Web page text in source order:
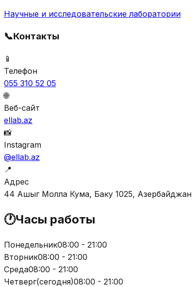
Научные и исследовательские лаборатории
📞Контакты
📱
Телефон
055 310 52 05
🌐
Веб-сайт
ellab.az
📸
Instagram
@ellab.az
📍
Адрес
44 Ашыг Молла Кума, Баку 1025, Азербайджан
🕐Часы работы
Понедельник08:00 - 21:00
Вторник08:00 - 21:00
Среда08:00 - 21:00
Четверг(сегодня)08:00 - 21:00